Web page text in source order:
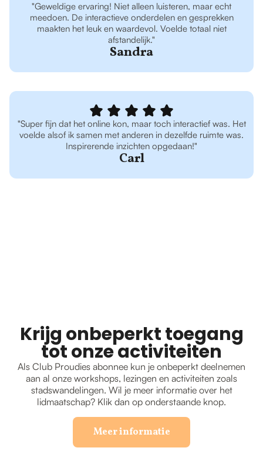
"Geweldige ervaring! Niet alleen luisteren, maar echt
meedoen. De interactieve onderdelen en gesprekken
maakten het leuk en waardevol. Voelde totaal niet
afstandelijk."
Sandra
"Super fijn dat het online kon, maar toch interactief was. Het
voelde alsof ik samen met anderen in dezelfde ruimte was.
Inspirerende inzichten opgedaan!"
Carl
Krijg onbeperkt toegang
tot onze activiteiten
Als Club Proudies abonnee kun je onbeperkt deelnemen
aan al onze workshops, lezingen en activiteiten zoals
stadswandelingen. Wil je meer informatie over het
lidmaatschap? Klik dan op onderstaande knop.
Meer informatie